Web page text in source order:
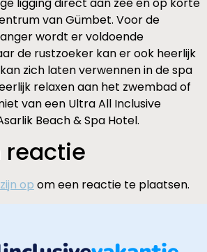
van Gümbet. Voor de
wordt er voldoende
de rustzoeker kan er ook heerlijk
zich laten verwennen in de spa
relaxen aan het zwembad of
van een Ultra All Inclusive
Beach & Spa Hotel.
reactie
op om een reactie te plaatsen.